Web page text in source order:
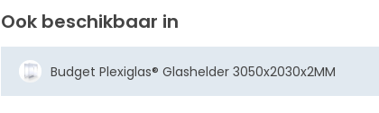
Ook beschikbaar in
Budget Plexiglas® Glashelder 3050x2030x2MM